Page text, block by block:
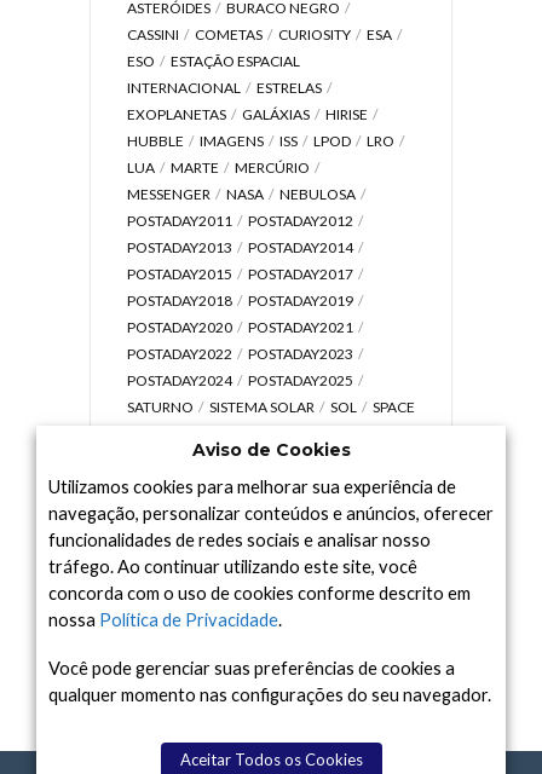
ASTERÓIDES
BURACO NEGRO
CASSINI
COMETAS CURIOSITY
ESA
ESO
ESTAÇÃO ESPACIAL
INTERNACIONAL
ESTRELAS
EXOPLANETAS
GALÁXIAS
HIRISE
HUBBLE
IMAGENS ISS LPOD
LRO
LUA
MARTE
MERCÚRIO
MESSENGER
NASA
NEBULOSA
POSTADAY2011
POSTADAY2012
POSTADAY2013
POSTADAY2014
POSTADAY2015
POSTADAY2017
POSTADAY2018
POSTADAY2019
POSTADAY2020
POSTADAY2021
POSTADAY2022
POSTADAY2023
POSTADAY2024
POSTADAY2025
SATURNO
SISTEMA SOLAR SOL
SPACE
UNIVERSO
VÍDEO
Arquivo
Arquivo
Aviso de Cookies
Utilizamos cookies para melhorar sua experiência de
navegação, personalizar conteúdos e anúncios, oferecer
funcionalidades de redes sociais e analisar nosso
tráfego. Ao continuar utilizando este site, você
concorda com o uso de cookies conforme descrito em
nossa Política de Privacidade.
Você pode gerenciar suas preferências de cookies a
qualquer momento nas configurações do seu navegador.
Aceitar Todos os Cookies